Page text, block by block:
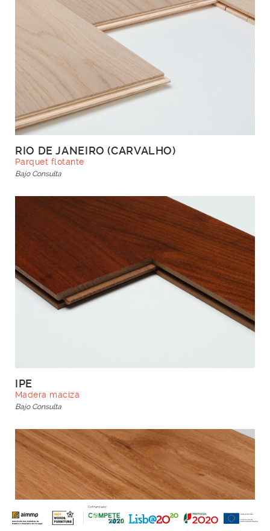
RIO DE JANEIRO (CARVALHO)
Parquet flotante
Bajo Consulta
IPE
Madera maciza
Bajo Consulta